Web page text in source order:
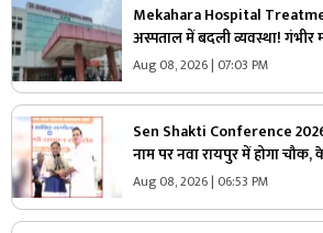
Mekahara Hospital
अस्पताल में बदली व्यवस्था!
इमरजेंसी वार्ड में एंट्री, यहां होगी
Aug 08, 2026 | 07:03 PM
Sen Shakti Conference
नाम पर नवा रायपुर में होगा चौक,
सीएम साय ने किया ऐलान,
Aug 08, 2026 | 06:53 PM